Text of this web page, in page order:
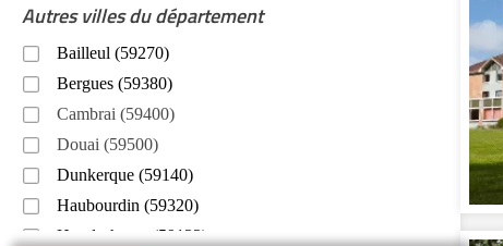
Autres villes du département
Bailleul (59270)
Bergues (59380)
Cambrai (59400)
Douai (59500)
Dunkerque (59140)
Haubourdin (59320)
Hondschoote (59122)